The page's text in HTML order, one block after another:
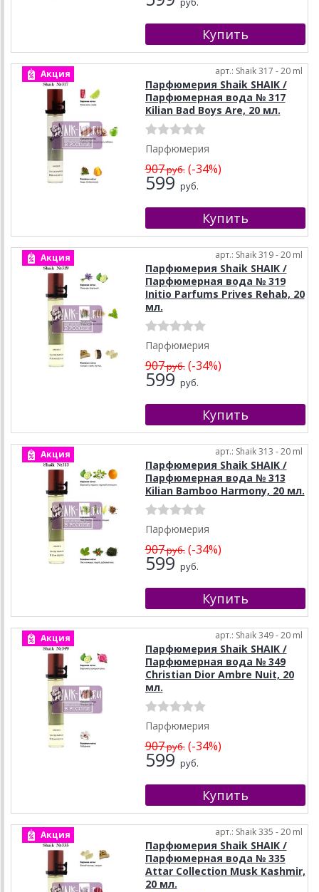
Акция арт.: Shaik 317 - 20 ml
Парфюмерия Shaik SHAIK /
Парфюмерная вода № 317
Kilian Bad Boys Are, 20 мл.
Парфюмерия
907руб.(-34%)
599 руб.
Акция арт.: Shaik 319 - 20 ml
Парфюмерия Shaik SHAIK /
Парфюмерная вода № 319
Initio Parfums Prives Rehab, 20
мл.
Парфюмерия
907руб.(-34%)
599 руб.
Акция арт.: Shaik 313 - 20 ml
Парфюмерия Shaik SHAIK /
Парфюмерная вода № 313
Kilian Bamboo Harmony, 20 мл.
Парфюмерия
907руб.(-34%)
599 руб.
Акция арт.: Shaik 349 - 20 ml
Парфюмерия Shaik SHAIK /
Парфюмерная вода № 349
Christian Dior Ambre Nuit, 20
мл.
Парфюмерия
907руб.(-34%)
599 руб.
Акция арт.: Shaik 335 - 20 ml
Парфюмерия Shaik SHAIK /
Парфюмерная вода № 335
Attar Collection Musk Kashmir,
20 мл.